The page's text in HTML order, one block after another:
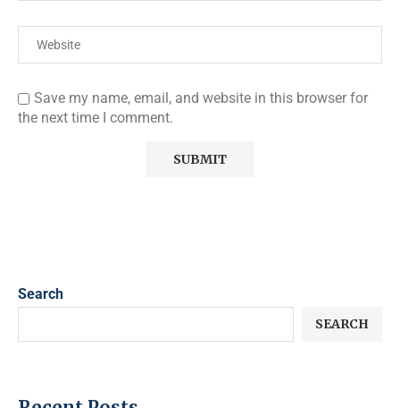
Save my name, email, and website in this browser for
the next time I comment.
Search
SEARCH